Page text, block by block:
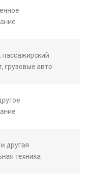
пассажирский
грузовые авто
другая
техника
нашим